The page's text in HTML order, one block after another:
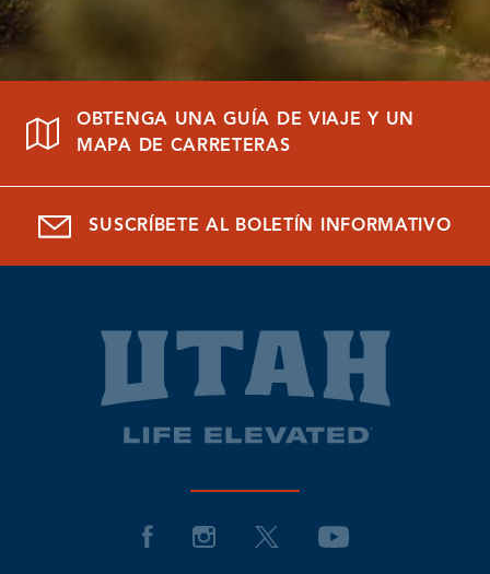
OBTENGA UNA GUÍA DE VIAJE Y UN
MAPA DE CARRETERAS
SUSCRÍBETE AL BOLETÍN INFORMATIVO